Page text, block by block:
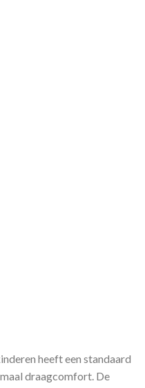
heeft een standaard
draagcomfort. De